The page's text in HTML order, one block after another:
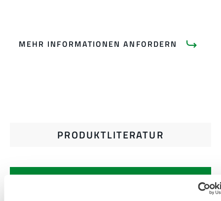
MEHR INFORMATIONEN ANFORDERN
PRODUKTLITERATUR
VERWANDTE DOKUMENTE